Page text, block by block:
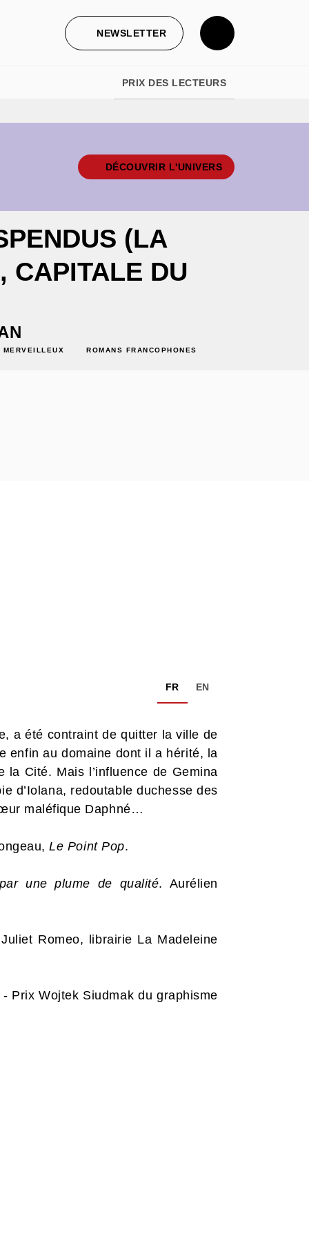
NEWSLETTER
PRIX DES LECTEURS
DÉCOUVRIR L'UNIVERS
(LA
CAPITALE DU
MERVEILLEUX ROMANS FRANCOPHONES
FR EN
a été contraint de quitter la ville de
enfin au domaine dont il a hérité, la
Cité. Mais l’influence de Gemina
d’Iolana, redoutable duchesse des
maléfique Daphné…
Le Point Pop.
une plume de qualité. Aurélien
Romeo, librairie La Madeleine
Prix Wojtek Siudmak du graphisme